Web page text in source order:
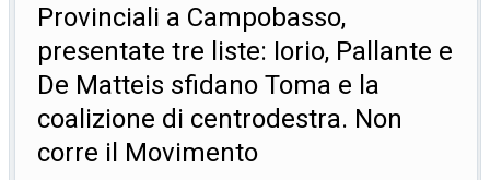
Provinciali a Campobasso,
presentate tre liste: Iorio, Pallante e
De Matteis sfidano Toma e la
coalizione di centrodestra. Non
corre il Movimento